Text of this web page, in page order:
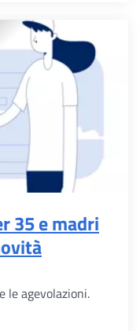
35 e madri
le agevolazioni.